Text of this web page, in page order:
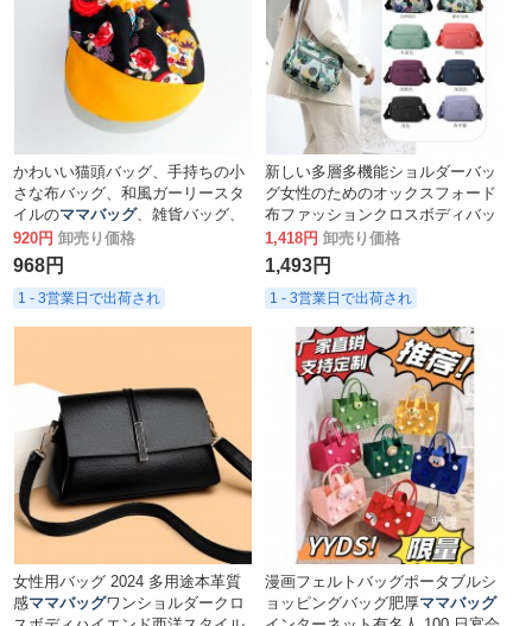
かわいい猫頭バッグ、手持ちの小
さな布バッグ、和風ガーリースタ
イルのママバッグ、雑貨バッグ、
収納バッグ
920円 卸売り価格
968円
1 - 3営業日で出荷され
新しい多層多機能ショルダーバッ
グ女性のためのオックスフォード
布ファッションクロスボディバッ
グトラベルバッグカジュアル
バッグ
1,418円 卸売り価格
1,493円
1 - 3営業日で出荷され
女性用バッグ 2024 多用途本革質
感ママバッグワンショルダークロ
漫画フェルトバッグポータブルシ
ョッピングバッグ肥厚ママバッグ